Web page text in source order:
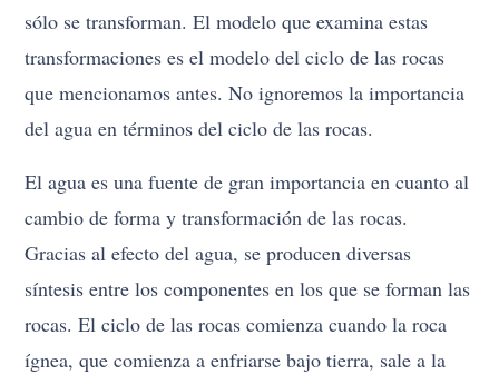
sólo se transforman. El modelo que examina estas
transformaciones es el modelo del ciclo de las rocas
que mencionamos antes. No ignoremos la importancia
del agua en términos del ciclo de las rocas.
El agua es una fuente de gran importancia en cuanto al
cambio de forma y transformación de las rocas.
Gracias al efecto del agua, se producen diversas
síntesis entre los componentes en los que se forman las
rocas. El ciclo de las rocas comienza cuando la roca
ígnea, que comienza a enfriarse bajo tierra, sale a la